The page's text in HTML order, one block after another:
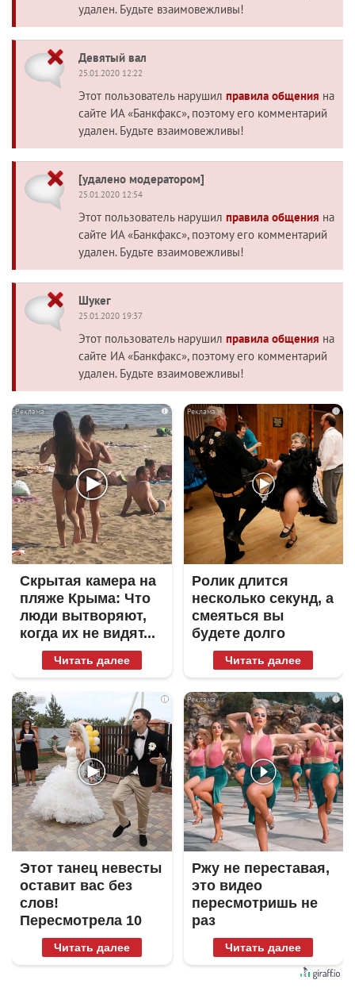
удален. Будьте взаимовежливы!
Девятый вал
25.01.2020 12:22
Этот пользователь нарушил правила общения на
сайте ИА «Банкфакс», поэтому его комментарий
удален. Будьте взаимовежливы!
[удалено модератором]
25.01.2020 12:54
Этот пользователь нарушил правила общения на
сайте ИА «Банкфакс», поэтому его комментарий
удален. Будьте взаимовежливы!
Шукег
25.01.2020 19:37
Этот пользователь нарушил правила общения на
сайте ИА «Банкфакс», поэтому его комментарий
удален. Будьте взаимовежливы!
i
Скрытая камера на
пляже Крыма: Что
люди вытворяют,
когда их не видят...
Читать далее
i
Ролик длится
несколько секунд, а
смеяться вы
будете долго
Читать далее
i
Этот танец невесты
оставит вас без
слов!
Пересмотрела 10
раз
Читать далее
i
Ржу не переставая,
это видео
пересмотришь не
раз
Читать далее